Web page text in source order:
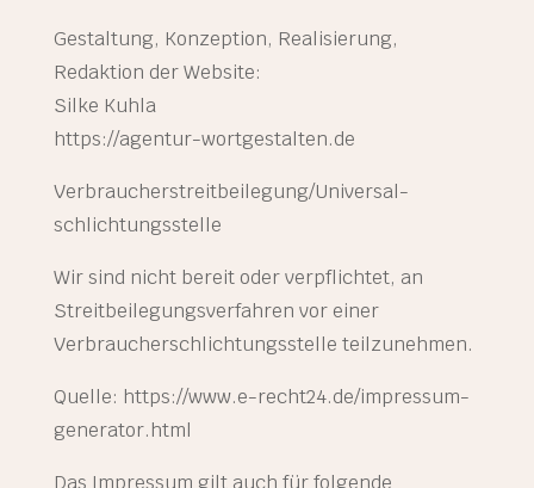
Gestaltung, Konzeption, Realisierung,
Redaktion der Website:
Silke Kuhla
https://agentur-wortgestalten.de
Verbraucher­streit­beilegung/Universal­
schlichtungs­stelle
Wir sind nicht bereit oder verpflichtet, an
Streitbeilegungsverfahren vor einer
Verbraucherschlichtungsstelle teilzunehmen.
Quelle: https://www.e-recht24.de/impressum-
generator.html
Das Impressum gilt auch für folgende